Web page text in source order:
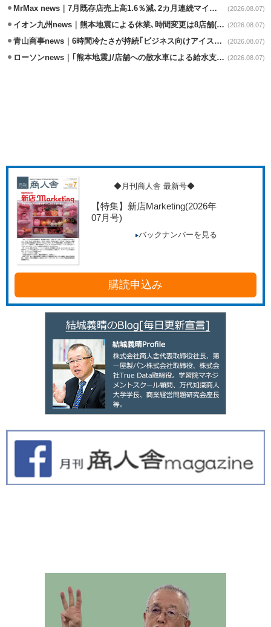
MrMax news｜7月既存店売上高1.6％減､2カ月連続マイナス (2026.08.07)
イオン九州news｜熊本地震による休業､時間変更は8店舗(8/7時点) (2026.08.07)
青山商事news｜6時間冷たさが持続｢ビジネス向けアイスベスト｣発売 (2026.08.07)
ローソンnews｜｢熊本地震｣/店舗への散水車による給水支援を開始 (2026.08.07)
◆月刊商人舎 最新号◆
【特集】新店Marketing(2026年
07月号)
バックナンバーを見る
購読申込み